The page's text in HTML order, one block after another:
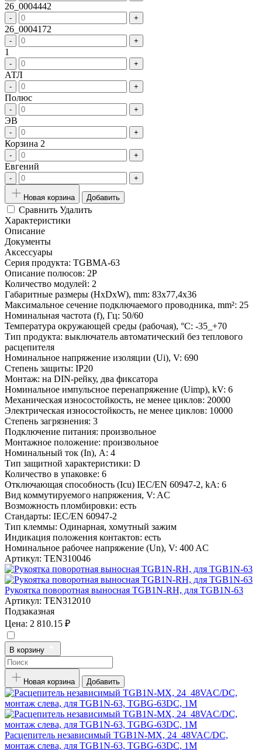
26_0004442
- +
26_0004172
- +
1
- +
АТЛ
- +
Полюс
- +
ЭВ
- +
Корзина 2
- +
Евгений
- +
Новая корзина Добавить
Сравнить Удалить
Характеристики
Описание
Документы
Аксессуары
Серия продукта: TGBMA-63
Описание полюсов: 2P
Количество модулей: 2
Габаритные размеры (HxDxW), mm: 83x77,4x36
Максимальное сечение подключаемого проводника, mm²: 25
Номинальная частота (f), Гц: 50/60
Температура окружающей среды (рабочая), °С: -35_+70
Тип продукта: выключатель автоматический без теплового
расцепителя
Номинальное напряжение изоляции (Ui), V: 690
Степень защиты: IP20
Монтаж: на DIN-рейку, два фиксатора
Номинальное импульсное перенапряжение (Uimp), kV: 6
Механическая износостойкость, не менее циклов: 20000
Электрическая износостойкость, не менее циклов: 10000
Степень загрязнения: 3
Подключение питания: произвольное
Монтажное положение: произвольное
Номинальный ток (In), A: 4
Тип защитной характеристики: D
Количество в упаковке: 6
Отключающая способность (Icu) IEC/EN 60947-2, kA: 6
Вид коммутируемого напряжения, V: AC
Возможность пломбировки: есть
Стандарты: IEC/EN 60947-2
Тип клеммы: Одинарная, хомутный зажим
Индикация положения контактов: есть
Номинальное рабочее напряжение (Un), V: 400 AC
Артикул: TEN310046
Рукоятка поворотная выносная TGB1N-RH, для TGB1N-63
Артикул: TEN312010
Подзаказная
Цена: 2 810.15 ₽
В корзину
Новая корзина Добавить
Расцепитель независимый TGB1N-MX, 24_48VAC/DC,
монтаж слева, для TGB1N-63, TGBG-63DC, 1M